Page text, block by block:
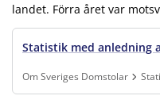
landet. Förra året var
Statistik med anledning
Om Sveriges Domstolar
Finns under:Om Sveriges